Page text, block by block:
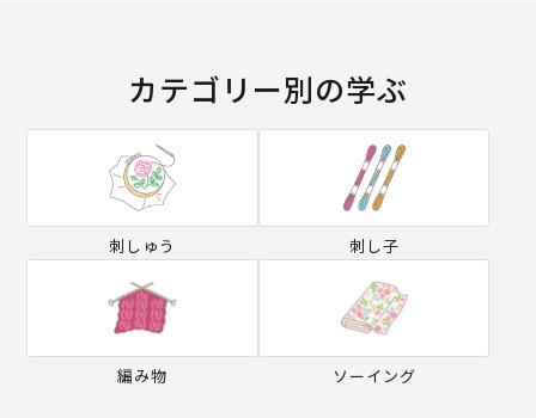
カテゴリー別の学ぶ
刺しゅう 刺し子
編み物 ソーイング